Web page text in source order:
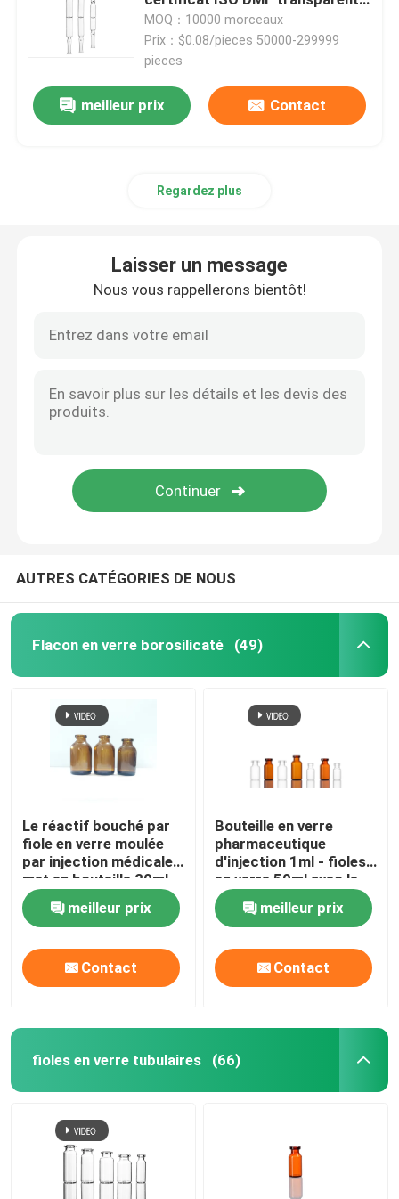
ampoule en verre
Tube en verre borosilicaté
Capuchon en plastique en aluminium
Flacons en verre à bouchon à vis
Tube en verre transparent
Tube en verre ambré
de 20 ml
MOQ：10000 morceaux
Prix：$0.08/pieces 50000-299999
pieces
meilleur prix Contact
Regardez plus
Laisser un message
Nous vous rappellerons bientôt!
AUTRES CATÉGORIES DE NOUS
Flacon en verre borosilicaté (49)
Le réactif bouché par
fiole en verre moulée
par injection médicale
met en bouteille 20ml
30ml 50ml 100ml
meilleur prix
Contact
Bouteille en verre
pharmaceutique
d'injection 1ml - fioles
en verre 50ml avec le
bouchon en
caoutchoucmeilleur prix
Contact
fioles en verre tubulaires (66)